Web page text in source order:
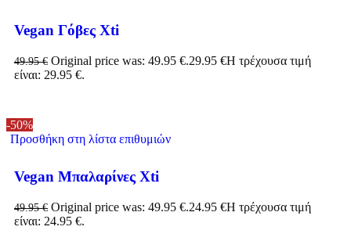
Vegan Γόβες Xti
49.95€ Original price was: 49.95 €.29.95 €Η τρέχουσα τιμή
είναι: 29.95 €.
-50%
Προσθήκη στη λίστα επιθυμιών
Vegan Μπαλαρίνες Xti
49.95€ Original price was: 49.95 €.24.95 €Η τρέχουσα τιμή
είναι: 24.95 €.